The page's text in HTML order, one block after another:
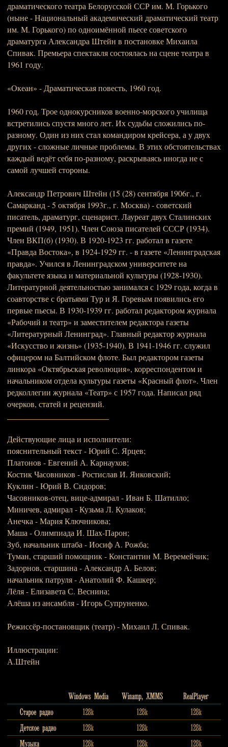
драматического театра Белорусской ССР им. М. Горького
(ныне - Национальный академический драматический театр
им. М. Горького) по одноимённой пьесе советского
драматурга Александра Штейн в постановке Михаила
Спивак. Премьера спектакля состоялась на сцене театра в
1961 году.
«Океан» - Драматическая повесть, 1960 год.
1960 год. Трое однокурсников военно-морского училища
встретились спустя много лет. Их судьбы сложились по-
разному. Один из них стал командиром крейсера, а у двух
других - сложные личные проблемы. В этих обстоятельствах
каждый ведёт себя по-разному, раскрываясь иногда не с
самой лучшей стороны.
Александр Петрович Штейн (15 (28) сентября 1906г., г.
Самарканд - 5 октября 1993г., г. Москва) - советский
писатель, драматург, сценарист. Лауреат двух Сталинских
премий (1949, 1951). Член Союза писателей СССР (1934).
Член ВКП(б) (1930). В 1920-1923 гг. работал в газете
«Правда Востока», в 1924-1929 гг. - в газете «Ленинградская
правда». Учился в Ленинградском университете на
факультете языка и материальной культуры (1928-1930).
Литературной деятельностью занимался с 1929 года, когда в
соавторстве с братьями Тур и Я. Горевым появились его
первые пьесы. В 1930-1939 гг. работал редактором журнала
«Рабочий и театр» и заместителем редактора газеты
«Литературный Ленинград». Главный редактор журнала
«Искусство и жизнь» (1935-1940). В 1941-1946 гг. служил
офицером на Балтийском флоте. Был редактором газеты
линкора «Октябрьская революция», корреспондентом и
начальником отдела культуры газеты «Красный флот». Член
редколлегии журнала «Театр» с 1957 года. Написал ряд
очерков, статей и рецензий.
Действующие лица и исполнители:
пояснительный текст - Юрий С. Ярцев;
Платонов - Евгений А. Карнаухов;
Костик Часовников - Ростислав И. Янковский;
Куклин - Юрий В. Сидоров;
Часовников-отец, вице-адмирал - Иван Б. Шатилло;
Миничев, адмирал - Кузьма Л. Кулаков;
Анечка - Мария Ключникова;
Маша - Олимпиада И. Шах-Парон;
Зуб, начальник штаба - Иосиф А. Рожба;
Туман, старший помощник - Константин М. Веремейчик;
Задорнов, старшина - Александр А. Белов;
начальник патруля - Анатолий Ф. Кашкер;
Лёля - Елизавета С. Веснина;
Алёша из ансамбля - Игорь Супруненко.
Режиссёр-постановщик (театр) - Михаил Л. Спивак.
Иллюстрации:
А.Штейн